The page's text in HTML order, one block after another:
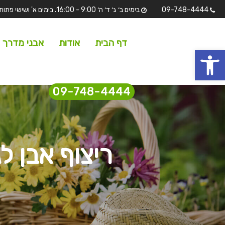
בימים ב׳ ג׳ ד׳ ה׳ 9:00 - 16:00. בימים א' ושישי פתוחים לתצוגה בלבד מ 7:00 - 13:00 שבת וחגים סגורים.
דף הבית אודות אבני מדרך
09-748-4444
ריצוף אבן